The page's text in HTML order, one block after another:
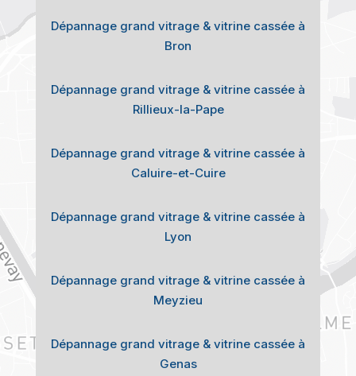
Dépannage grand vitrage & vitrine cassée à
Bron
Dépannage grand vitrage & vitrine cassée à
Rillieux-la-Pape
Dépannage grand vitrage & vitrine cassée à
Caluire-et-Cuire
Dépannage grand vitrage & vitrine cassée à
Lyon
Dépannage grand vitrage & vitrine cassée à
Meyzieu
Dépannage grand vitrage & vitrine cassée à
Genas